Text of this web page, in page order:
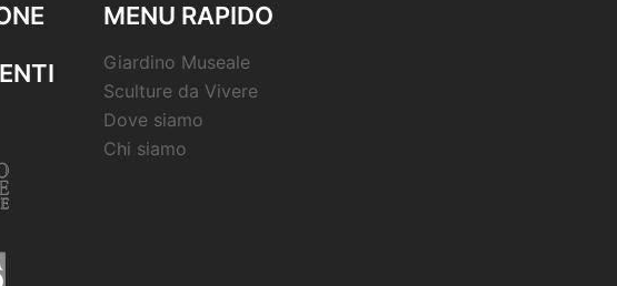
MENU RAPIDO
Giardino Museale
Sculture da Vivere
Dove siamo
Chi siamo